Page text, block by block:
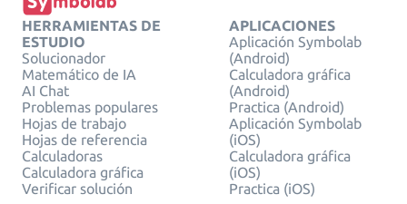
HERRAMIENTAS DE
ESTUDIO
Solucionador
Matemático de IA
AI Chat
Problemas populares
Hojas de trabajo
Hojas de referencia
Calculadoras
Calculadora gráfica
Verificar solución
APLICACIONES
Aplicación Symbolab
(Android)
Calculadora gráfica
(Android)
Practica (Android)
Aplicación Symbolab
(iOS)
Calculadora gráfica
(iOS)
Practica (iOS)